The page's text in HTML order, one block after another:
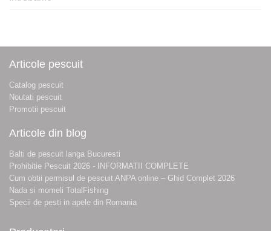
Articole pescuit
Catalog pescuit
Noutati pescuit
Promotii pescuit
Articole din blog
Balti de pescuit langa Bucuresti
Prohibitie Pescuit 2026 - INFORMATII COMPLETE
Cum obtii permisul de pescuit ANPA online – Ghid Complet 2026
Nada si momeli TotalFishing
Specii de pesti in apele din Romania